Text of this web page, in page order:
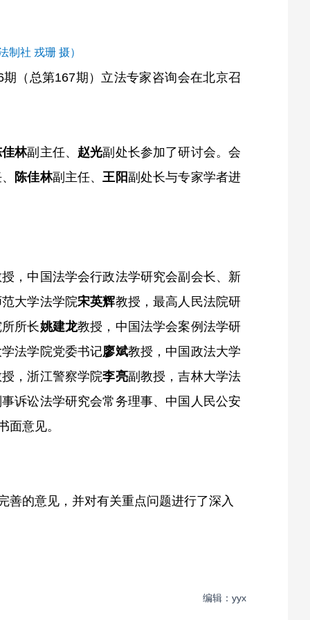
制社 戎珊 摄）
（总第167期）立法专家咨询会在北京召
佳林副主任、 赵光副处长参加了研讨会。会
陈佳林副主任、王阳副处长与专家学者进
，中国法学会行政法学研究会副会长、新
大学法学院宋英辉教授，最高人民法院研
所长姚建龙教授，中国法学会案例法学研
法学院党委书记廖斌教授，中国政法大学
，浙江警察学院李亮副教授，吉林大学法
诉讼法学研究会常务理事、中国人民公安
面意见。
善的意见，并对有关重点问题进行了深入
编辑：yyx